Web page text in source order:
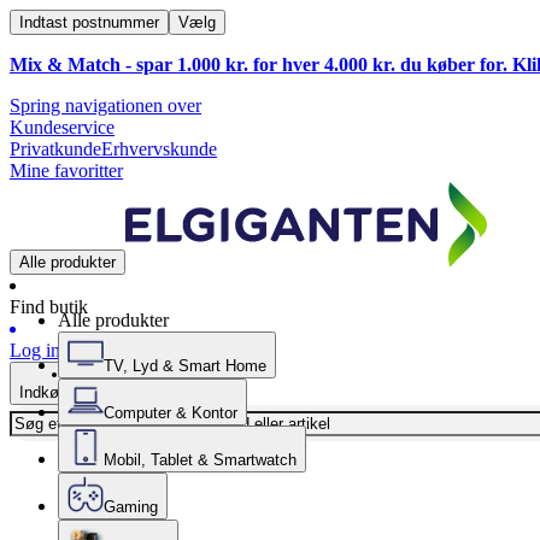
Indtast postnummer Vælg
Mix & Match - spar 1.000 kr. for hver 4.000 kr. du køber for.
Spring navigationen over
Kundeservice
PrivatkundeErhvervskunde
Mine favoritter
Alle produkter
Find butik
Log ind
Indkøbskurv
Alle produkter
TV, Lyd & Smart Home
Computer & Kontor
Mobil, Tablet & Smartwatch
Gaming